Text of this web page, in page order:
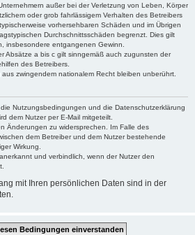
außer bei der Verletzung von Leben, Körper
oder grob fahrlässigem Verhalten des Betreibers
vorhersehbaren Schäden und im Übrigen
Durchschnittsschäden begrenzt. Dies gilt
insbesondere entgangenen Gewinn.
Absätze a bis c gilt sinngemäß auch zugunsten der
des Betreibers.
zwingendem nationalem Recht bleiben unberührt.
Nutzungsbedingungen und die Datenschutzerklärung
dem Nutzer per E-Mail mitgeteilt.
Änderungen zu widersprechen. Im Falle des
dem Betreiber und dem Nutzer bestehende
Wirkung.
und verbindlich, wenn der Nutzer den
mit Ihren persönlichen Daten sind in der